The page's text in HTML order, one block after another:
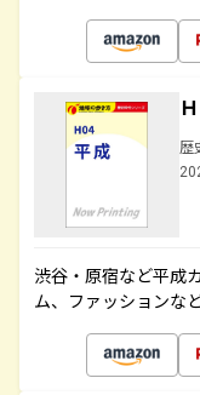
歴
渋谷・原宿など平成
ム、ファッションな